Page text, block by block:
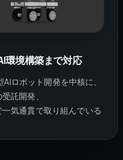
環境構築まで対応
ロボット開発を中核に、
託開発、
気通貫で取り組んでいる